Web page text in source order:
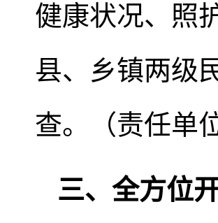
健康状况、照
县、乡镇两级
查。（责任单
三、全方位